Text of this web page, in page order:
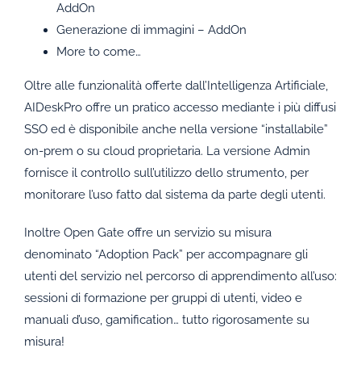
AddOn
Generazione di immagini – AddOn
More to come…
Oltre alle funzionalità offerte dall’Intelligenza Artificiale,
AIDeskPro offre un pratico accesso mediante i più diffusi
SSO ed è disponibile anche nella versione “installabile”
on-prem o su cloud proprietaria. La versione Admin
fornisce il controllo sull’utilizzo dello strumento, per
monitorare l’uso fatto dal sistema da parte degli utenti.
Inoltre Open Gate offre un servizio su misura
denominato “Adoption Pack” per accompagnare gli
utenti del servizio nel percorso di apprendimento all’uso:
sessioni di formazione per gruppi di utenti, video e
manuali d’uso, gamification… tutto rigorosamente su
misura!